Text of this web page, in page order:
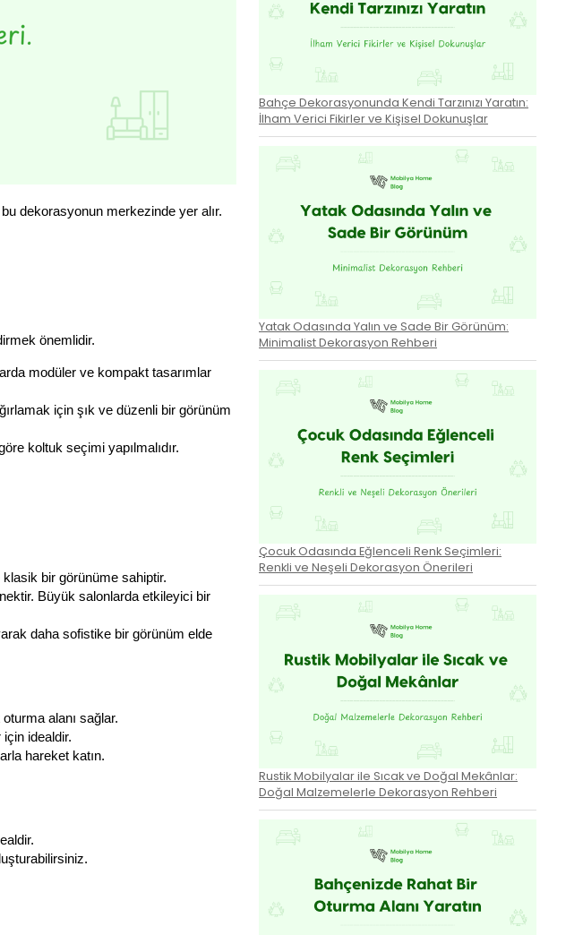
dekorasyonun merkezinde yer alır.
önemlidir.
modüler ve kompakt tasarımlar
için şık ve düzenli bir görünüm
koltuk seçimi yapılmalıdır.
bir görünüme sahiptir.
Büyük salonlarda etkileyici bir
daha sofistike bir görünüm elde
alanı sağlar.
idealdir.
hareket katın.
Bahçe Dekorasyonunda Kendi Tarzınızı Yaratın:
İlham Verici Fikirler ve Kişisel Dokunuşlar
Yatak Odasında Yalın ve Sade Bir Görünüm:
Minimalist Dekorasyon Rehberi
Çocuk Odasında Eğlenceli Renk Seçimleri:
Renkli ve Neşeli Dekorasyon Önerileri
Rustik Mobilyalar ile Sıcak ve Doğal Mekânlar:
Doğal Malzemelerle Dekorasyon Rehberi